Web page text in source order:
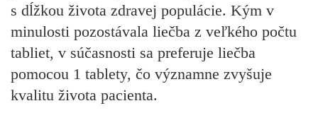
s dĺžkou života zdravej populácie. Kým v
minulosti pozostávala liečba z veľkého počtu
tabliet, v súčasnosti sa preferuje liečba
pomocou 1 tablety, čo významne zvyšuje
kvalitu života pacienta.